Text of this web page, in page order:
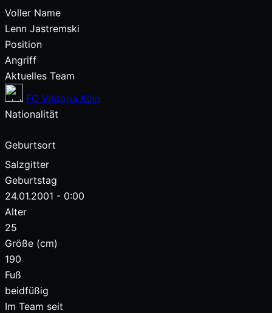
Voller Name
Lenn Jastremski
Position
Angriff
Aktuelles Team
FC Viktoria Köln
Nationalität
Geburtsort
Salzgitter
Geburtstag
24.01.2001 - 0:00
Alter
25
Größe (cm)
190
Fuß
beidfüßig
Im Team seit